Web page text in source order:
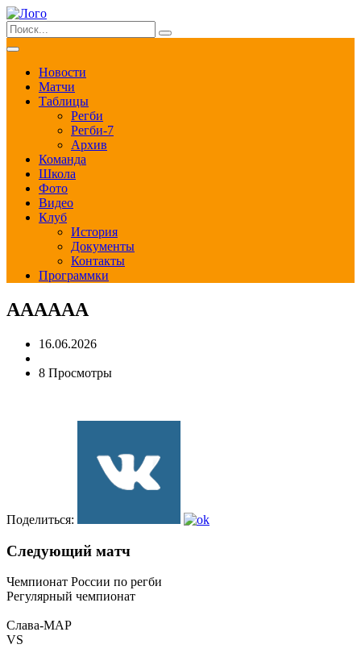
Новости
Матчи
Таблицы
Регби
Регби-7
Архив
Команда
Школа
Фото
Видео
Клуб
История
Документы
Контакты
Программки
АААААА
16.06.2026
8 Просмотры
Поделиться:
Следующий матч
Чемпионат России по регби
Регулярный чемпионат
Слава-МАР
VS